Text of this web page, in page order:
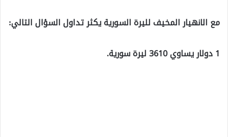
مع الانهيار المخيف لليرة السورية يكثر تداول السؤال التالي:
1 دولار يساوي 3610 ليرة سورية.